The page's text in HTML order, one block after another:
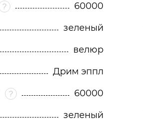
60000
зеленый
велюр
Дрим эппл
60000
зеленый